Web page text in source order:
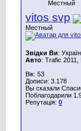
Местный
vitos svp
Местный
Звідки Ви:
Авто: Trafic
Вік: 53
Дописи: 3.178
Вы сказали
Поблагодарили
Репутація: 0